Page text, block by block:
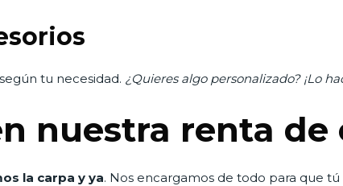
tu necesidad. ¿Quieres algo personalizado? ¡Lo
nuestra renta de
la carpa y ya. Nos encargamos de todo para que